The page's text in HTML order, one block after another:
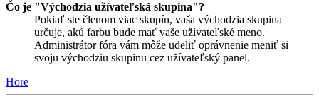
Čo je "Východzia užívateľská skupina"?
Pokiaľ ste členom viac skupín, vaša východzia skupina
určuje, akú farbu bude mať vaše užívateľské meno.
Administrátor fóra vám môže udeliť oprávnenie meniť si
svoju východziu skupinu cez užívateľský panel.
Hore